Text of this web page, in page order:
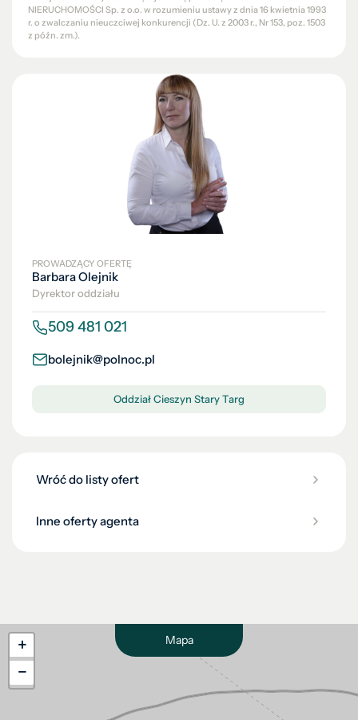
NIERUCHOMOŚCI Sp. z o.o. w rozumieniu ustawy z dnia 16 kwietnia 1993
r. o zwalczaniu nieuczciwej konkurencji (Dz. U. z 2003 r., Nr 153, poz. 1503
z późn. zm.).
PROWADZĄCY OFERTĘ
Barbara Olejnik
Dyrektor oddziału
509 481 021
bolejnik@polnoc.pl
Oddział Cieszyn Stary Targ
Wróć do listy ofert
Inne oferty agenta
Mapa
+
−